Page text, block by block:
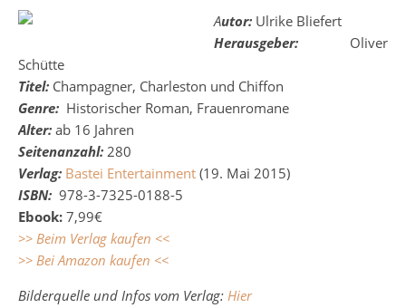
Autor: Ulrike Bliefert
Herausgeber: Oliver
Schütte
Titel: Champagner, Charleston und Chiffon
Genre: Historischer Roman, Frauenromane
Alter: ab 16 Jahren
Seitenanzahl: 280
Verlag: Bastei Entertainment (19. Mai 2015)
ISBN: 978-3-7325-0188-5
Ebook: 7,99€
>> Beim Verlag kaufen <<
>> Bei Amazon kaufen <<
Bilderquelle und Infos vom Verlag: Hier